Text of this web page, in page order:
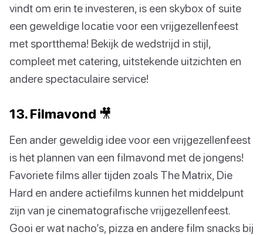
vindt om erin te investeren, is een skybox of suite
een geweldige locatie voor een vrijgezellenfeest
met sportthema! Bekijk de wedstrijd in stijl,
compleet met catering, uitstekende uitzichten en
andere spectaculaire service!
13. Filmavond 🎥
Een ander geweldig idee voor een vrijgezellenfeest
is het plannen van een filmavond met de jongens!
Favoriete films aller tijden zoals The Matrix, Die
Hard en andere actiefilms kunnen het middelpunt
zijn van je cinematografische vrijgezellenfeest.
Gooi er wat nacho’s, pizza en andere film snacks bij